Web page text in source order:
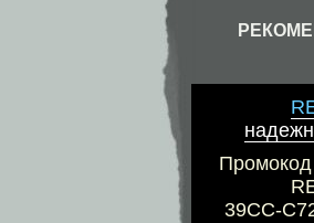
Промокод
39CC-